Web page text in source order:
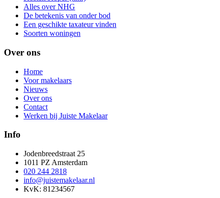
Alles over NHG
De betekenis van onder bod
Een geschikte taxateur vinden
Soorten woningen
Over ons
Home
Voor makelaars
Nieuws
Over ons
Contact
Werken bij Juiste Makelaar
Info
Jodenbreedstraat 25
1011 PZ Amsterdam
020 244 2818
info@juistemakelaar.nl
KvK: 81234567